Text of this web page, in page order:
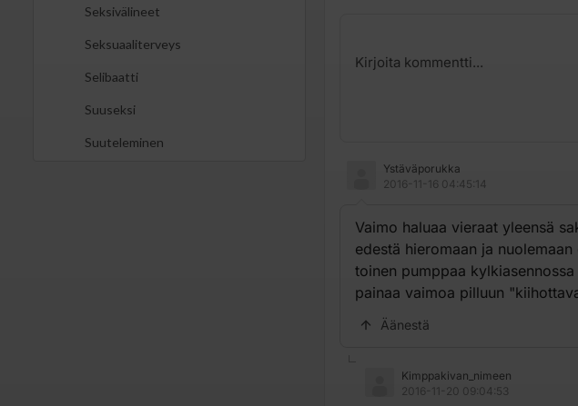
Seksivälineet
Seksuaaliterveys
Selibaatti
Suuseksi
Suuteleminen
Ystäväporukka
2016-11-16 04:45:14
Vaimo haluaa vieraat yleensä
edestä hieromaan ja
toinen pumppaa
painaa vaimoa pilluun
Äänestä
Kimppakivan_nimeen
2016-11-20 09:04:53